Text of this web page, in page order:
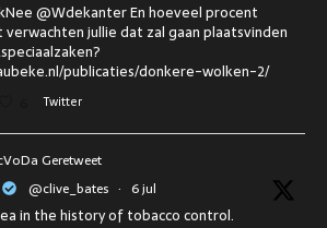
@Wdekanter En hoeveel procent
verwachten jullie dat zal gaan plaatsvinden
publicaties/donkere-wolken-2/
Twitter
Geretweet
@clive_bates · 6 jul
in the history of tobacco control.